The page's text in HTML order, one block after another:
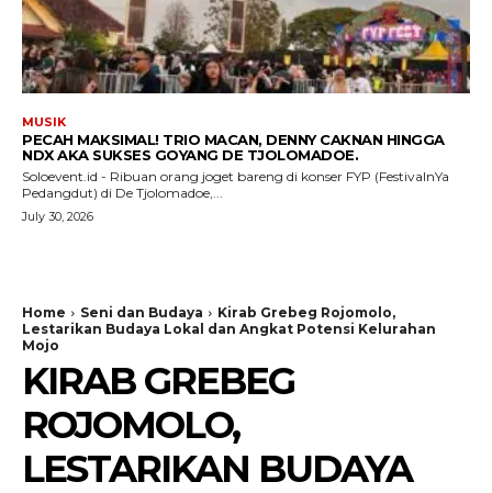
MUSIK
PECAH MAKSIMAL! TRIO MACAN, DENNY CAKNAN HINGGA
NDX AKA SUKSES GOYANG DE TJOLOMADOE.
Soloevent.id - Ribuan orang joget bareng di konser FYP (FestivalnYa
Pedangdut) di De Tjolomadoe,...
July 30, 2026